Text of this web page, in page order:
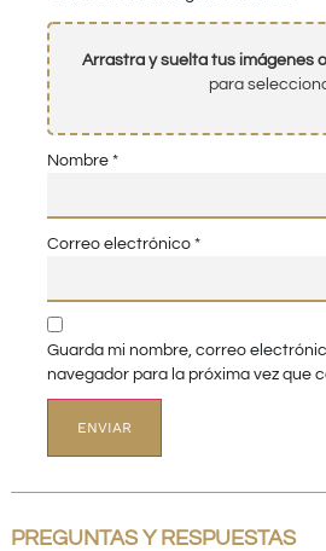
Arrastra y suelta tus imágenes
para
Nombre *
Correo electrónico *
Guarda mi nombre, correo
navegador para la próxima vez que
PREGUNTAS Y RESPUESTAS